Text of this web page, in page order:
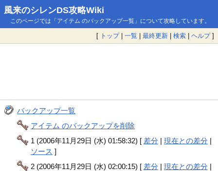
風来のシレンDS攻略Wiki
このページでは「アイテム のバックアップ一覧」について攻略しています。
[ トップ| 一覧 | 最終更新 | 検索 | ヘルプ]
バックアップ一覧
アイテム のバックアップを削除
1 (2006年11月29日 (水) 01:58:32) [ 差分 |現在との差分 |
ソース ]
2 (2006年11月29日 (水) 02:00:15) [ 差分 |現在との差分 |